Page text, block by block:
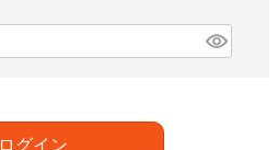
ログイン